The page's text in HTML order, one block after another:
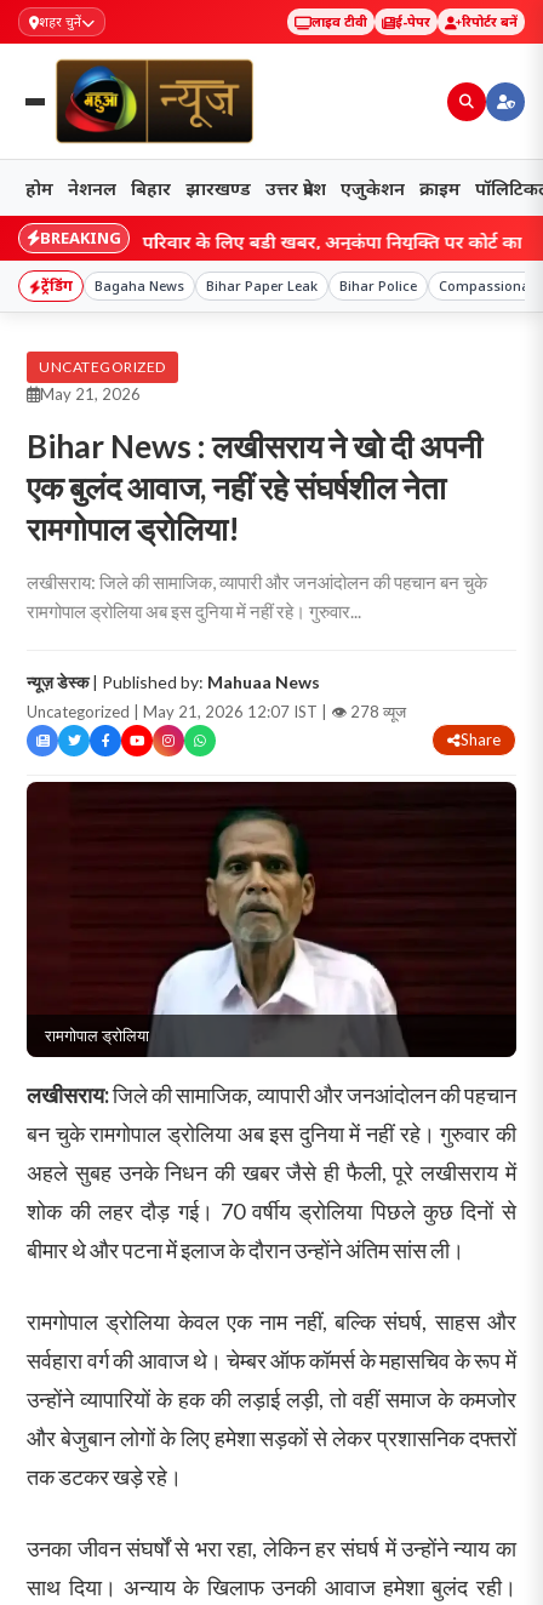
शहर चुनें लाइव टीवी ई-पेपर रिपोर्टर बनें
होम नेशनल बिहार झारखण्ड उत्तर प्रदेश एजुकेशन क्राइम
BREAKING
वालों के परिवार के लिए बड़ी खबर, अनुकंपा नियुक्ति पर कोर्ट का नया
ट्रेंडिंग Bagaha News Bihar Paper Leak Bihar Police
UNCATEGORIZED
May 21, 2026
Bihar News : लखीसराय ने खो दी अपनी
एक बुलंद आवाज, नहीं रहे संघर्षशील नेता
रामगोपाल ड्रोलिया!
लखीसराय: जिले की सामाजिक, व्यापारी और जनआंदोलन की पहचान बन चुके
रामगोपाल ड्रोलिया अब इस दुनिया में नहीं रहे। गुरुवार...
न्यूज़ डेस्क| Published by: Mahuaa News
Uncategorized | May 21, 2026 12:07 IST | 👁 278 व्यूज
Share
रामगोपाल ड्रोलिया
लखीसराय:जिले की सामाजिक, व्यापारी और जनआंदोलन की पहचान
बन चुके रामगोपाल ड्रोलिया अब इस दुनिया में नहीं रहे। गुरुवार की
अहले सुबह उनके निधन की खबर जैसे ही फैली, पूरे लखीसराय में
शोक की लहर दौड़ गई। 70 वर्षीय ड्रोलिया पिछले कुछ दिनों से
बीमार थे और पटना में इलाज के दौरान उन्होंने अंतिम सांस ली।
रामगोपाल ड्रोलिया केवल एक नाम नहीं, बल्कि संघर्ष, साहस और
सर्वहारा वर्ग की आवाज थे। चेम्बर ऑफ कॉमर्स के महासचिव के रूप में
उन्होंने व्यापारियों के हक की लड़ाई लड़ी, तो वहीं समाज के कमजोर
और बेजुबान लोगों के लिए हमेशा सड़कों से लेकर प्रशासनिक दफ्तरों
तक डटकर खड़े रहे।
उनका जीवन संघर्षों से भरा रहा, लेकिन हर संघर्ष में उन्होंने न्याय का
साथ दिया। अन्याय के खिलाफ उनकी आवाज हमेशा बुलंद रही।